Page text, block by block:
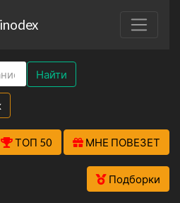
Найти
ТОП 50 МНЕ ПОВЕЗЕТ
Подборки